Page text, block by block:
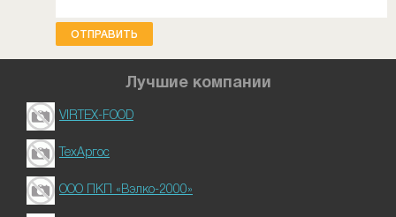
ОТПРАВИТЬ
Лучшие компании
VIRTEX-FOOD
ТехАргос
ООО ПКП «Вэлко-2000»